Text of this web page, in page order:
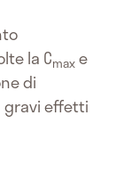
la Cmaxe
di
gravi effetti